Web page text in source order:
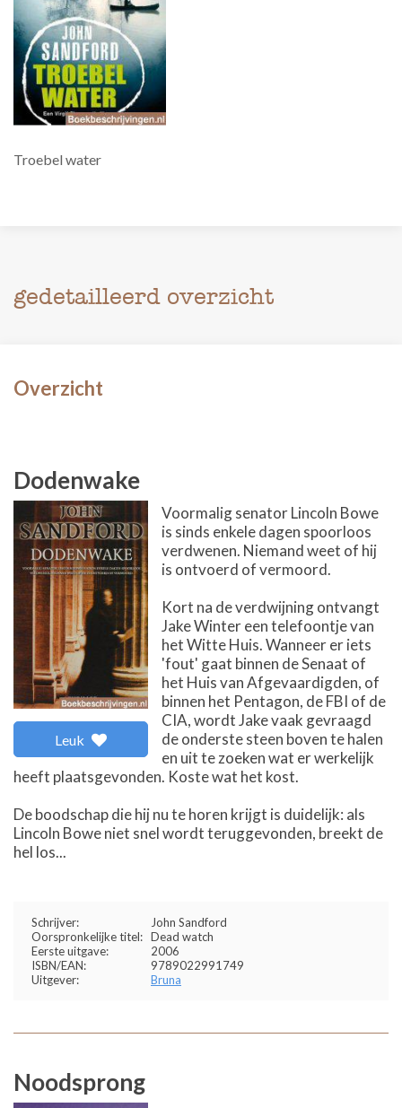
Troebel water
gedetailleerd overzicht
Overzicht
Dodenwake
Leuk
Voormalig senator Lincoln Bowe
is sinds enkele dagen spoorloos
verdwenen. Niemand weet of hij
is ontvoerd of vermoord.
Kort na de verdwijning ontvangt
Jake Winter een telefoontje van
het Witte Huis. Wanneer er iets
'fout' gaat binnen de Senaat of
het Huis van Afgevaardigden, of
binnen het Pentagon, de FBI of de
CIA, wordt Jake vaak gevraagd
de onderste steen boven te halen
en uit te zoeken wat er werkelijk
heeft plaatsgevonden. Koste wat het kost.
De boodschap die hij nu te horen krijgt is duidelijk: als
Lincoln Bowe niet snel wordt teruggevonden, breekt de
hel los...
Schrijver:
John Sandford
Oorspronkelijke titel: Dead watch
Eerste uitgave:
2006
ISBN/EAN:
9789022991749
Uitgever:
Bruna
Noodsprong